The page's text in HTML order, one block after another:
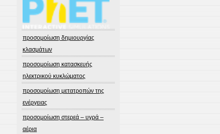
προσομοίωση δημιουργίας
κλασμάτων
προσομοίωση κατασκευής
ηλεκτρικού κυκλώματος
προσομοίωση μετατροπών της
ενέργειας
προσομοίωση στερεά – υγρά –
αέρια